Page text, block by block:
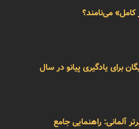
کامل» می‌نامند؟
برای یادگیری پیانو در سال
آلمانی: راهنمایی جامع